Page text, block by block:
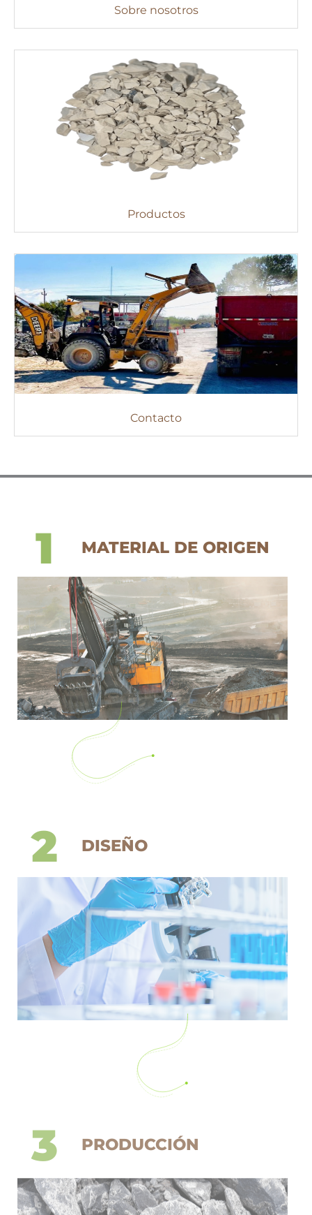
Sobre nosotros
Productos
Contacto
1 MATERIAL DE ORIGEN
2 DISEÑO
3 PRODUCCIÓN